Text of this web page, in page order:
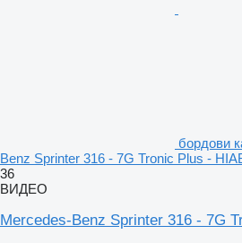
бордови
Benz Sprinter 316 - 7G Tronic Plus -
36
ВИДЕО
Mercedes-Benz Sprinter 316 - 7G